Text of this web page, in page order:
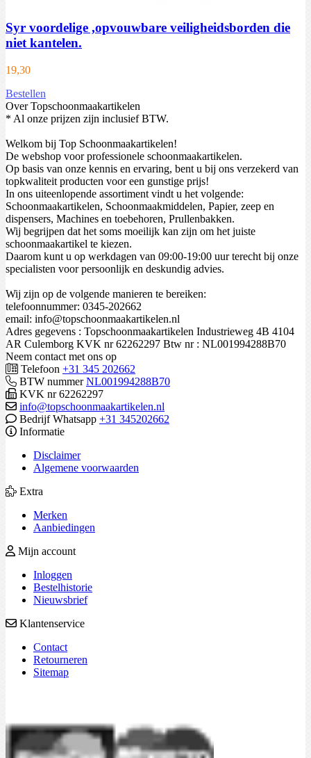
Syr voordelige ,opvouwbare veiligheidsborden die
niet kantelen.
19,30
Bestellen
Over Topschoonmaakartikelen
* Al onze prijzen zijn inclusief BTW.
Welkom bij Top Schoonmaakartikelen!
De webshop voor professionele schoonmaakartikelen.
Op basis van onze kennis en ervaring, bent u bij ons verzekerd van
topkwaliteit producten voor een gunstige prijs!
In ons uiteenlopende assortiment vindt u het volgende:
Schoonmaakartikelen, Schoonmaakmiddelen, Papier, zeep en
dispensers, Machines en toebehoren, Prullenbakken.
Wij begrijpen dat het soms moeilijk kan zijn om het juiste
schoonmaakartikel te kiezen.
Daarom kunt u op werkdagen van 09:00-19:00 uur terecht bij onze
specialisten voor persoonlijk en deskundig advies.
Wij zijn op de volgende manieren te bereiken:
telefoonnummer: 0345-202662
email: info@topschoonmaakartikelen.nl
Adres gegevens : Topschoonmaakartikelen Industrieweg 4B 4104
AR Culemborg KVK nr 62262297 Btw nr : NL001994288B70
Neem contact met ons op
Telefoon +31 345 202662
BTW nummerNL001994288B70
KVK nr 62262297
info@topschoonmaakartikelen.nl
Bedrijf Whatsapp +31 345202662
Informatie
Disclaimer
Algemene voorwaarden
Extra
Merken
Aanbiedingen
Mijn account
Inloggen
Bestelhistorie
Nieuwsbrief
Klantenservice
Contact
Retourneren
Sitemap